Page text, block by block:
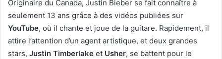
Originaire du Canada, Justin Bieber se fait connaître à
seulement 13 ans grâce à des vidéos publiées sur
YouTube, où il chante et joue de la guitare. Rapidement, il
attire l’attention d’un agent artistique, et deux grandes
stars, Justin Timberlake et Usher, se battent pour le